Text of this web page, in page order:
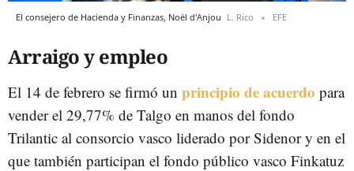
El consejero de Hacienda y Finanzas, Noël d'Anjou L. Rico EFE
Arraigo y empleo
El 14 de febrero se firmó un principio de acuerdo para
vender el 29,77% de Talgo en manos del fondo
Trilantic al consorcio vasco liderado por Sidenor y en el
que también participan el fondo público vasco Finkatuz